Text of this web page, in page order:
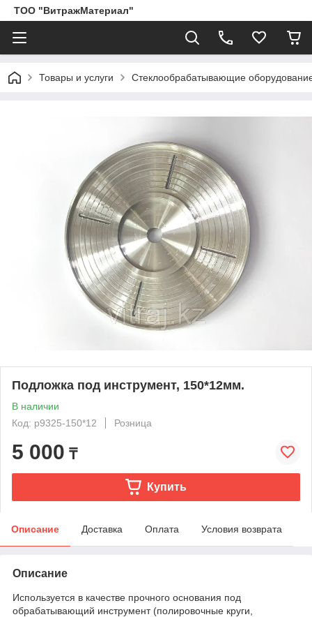
ТОО "ВитражМатериал"
Товары и услуги Стеклообрабатывающие
Подложка под инструмент, 150*12мм.
В наличии
Код: p9325-150*12
Розница
5 000 ₸
Купить
Описание Доставка Оплата Условия возврата
Описание
Используется в качестве прочного основания под
обрабатывающий инструмент (полировочные круги,